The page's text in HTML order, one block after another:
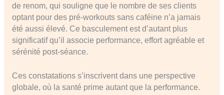
de renom, qui souligne que le nombre de ses clients
optant pour des pré-workouts sans caféine n’a jamais
été aussi élevé. Ce basculement est d’autant plus
significatif qu’il associe performance, effort agréable et
sérénité post-séance.
Ces constatations s’inscrivent dans une perspective
globale, où la santé prime autant que la performance.